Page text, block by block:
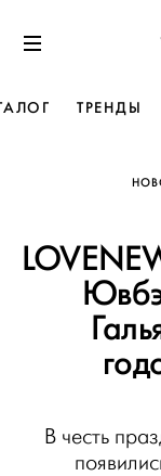
к содержанию
ТРЕНДЫ
В честь